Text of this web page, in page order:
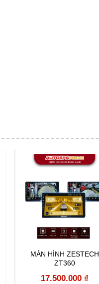
MÀN HÌNH ZESTECH
ZT360
17.500.000 ₫